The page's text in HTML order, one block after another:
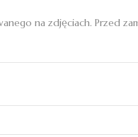
na zdjęciach. Przed